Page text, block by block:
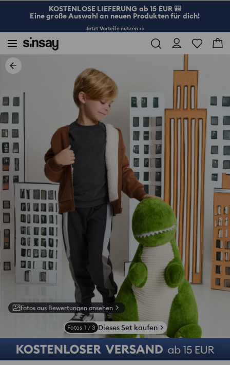
KOSTENLOSE LIEFERUNG ab 15 EUR 🎒
Eine große Auswahl an neuen Produkten für dich!
Jetzt Vorteile nutzen >>
Fotos aus Bewertungen ansehen
Fotos 1 / 3 Dieses Set kaufen